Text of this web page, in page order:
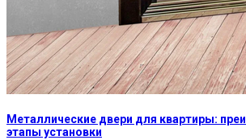
Металлические двери для квартиры:
этапы установки